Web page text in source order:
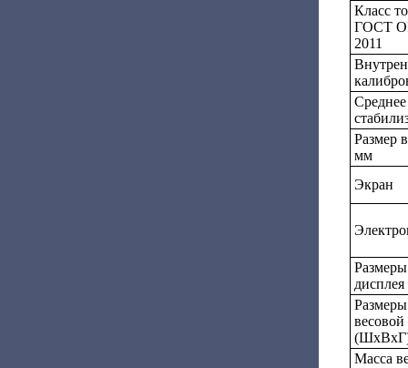
Класс
ГОСТ
2011
Размер
мм
Экран
Масса